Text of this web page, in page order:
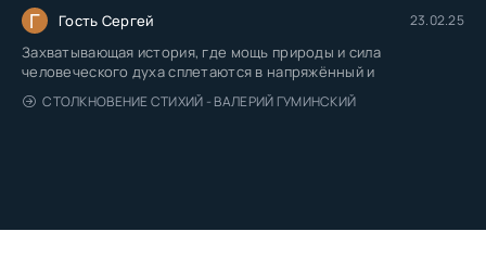
Г Гость Сергей 23.02.25
Захватывающая история, где мощь природы и сила
человеческого духа сплетаются в напряжённый и
СТОЛКНОВЕНИЕ СТИХИЙ - ВАЛЕРИЙ ГУМИНСКИЙ